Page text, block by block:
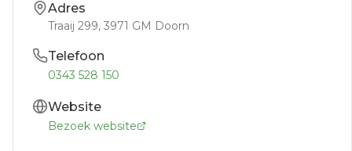
Adres
Traaij 299, 3971 GM Doorn
Telefoon
0343 528 150
Website
Bezoek website